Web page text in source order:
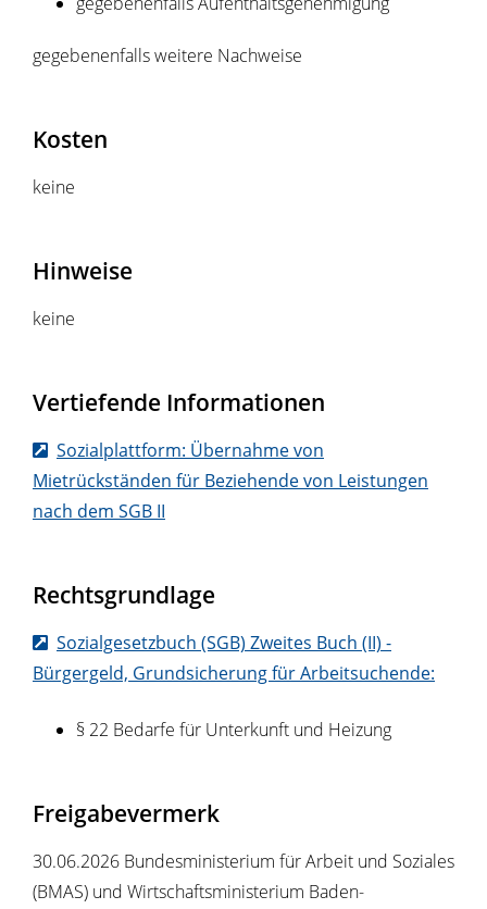
gegebenenfalls weitere Nachweise
Kosten
keine
Hinweise
keine
Vertiefende Informationen
Sozialplattform: Übernahme von
Mietrückständen für Beziehende von Leistungen
nach dem SGB II
Rechtsgrundlage
Sozialgesetzbuch (SGB) Zweites Buch (II) -
Bürgergeld, Grundsicherung für Arbeitsuchende:
§ 22 Bedarfe für Unterkunft und Heizung
Freigabevermerk
30.06.2026 Bundesministerium für Arbeit und Soziales
(BMAS) und Wirtschaftsministerium Baden-